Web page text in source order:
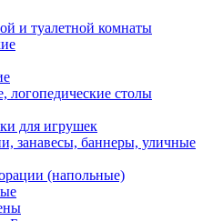
и туалетной комнаты
столы
для игрушек
занавесы, баннеры, уличные
(напольные)